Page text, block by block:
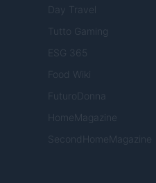
Day Travel
Tutto Gaming
ESG 365
Food Wiki
FuturoDonna
HomeMagazine
SecondHomeMagazine